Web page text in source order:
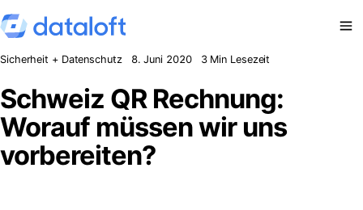
Zum Inhalt springen
Sicherheit + Datenschutz 8. Juni 2020 3 Min Lesezeit
Schweiz QR Rechnung:
Worauf müssen wir uns
vorbereiten?